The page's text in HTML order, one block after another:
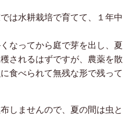
は水耕栽培で育てて、１年中
なってから庭で芽を出し、夏
されるはずですが、農薬を散
食べられて無残な形で残って
しませんので、夏の間は虫と